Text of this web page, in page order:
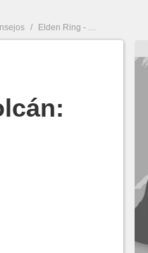
/ Elden Ring - Mansión del volcán: Misiones, recompensas, consecuencias y requisitos